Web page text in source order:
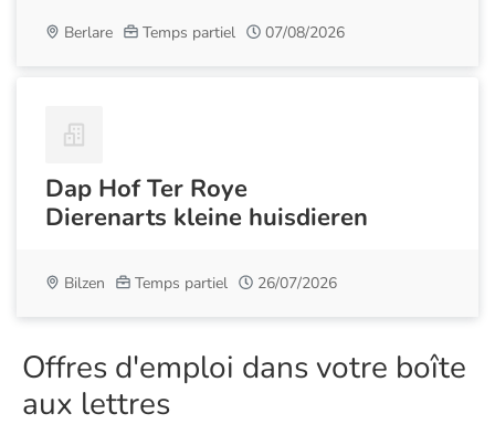
Berlare Temps partiel 07/08/2026
Dap Hof Ter Roye
Dierenarts kleine huisdieren
Bilzen Temps partiel 26/07/2026
Offres d'emploi dans votre boîte
aux lettres